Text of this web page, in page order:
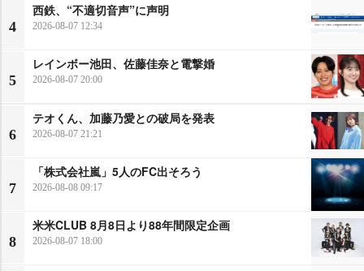
4
西鉄、“不適切音声”に声明
2026-08-07 12:34
5
レインボー池田、佐藤佳奈と電撃婚
2026-08-07 20:00
6
テオくん、加藤乃愛との破局を発表
2026-08-07 21:21
7
「株式会社嵐」5人のFC出そろう
2026-08-08 09:17
8
米米CLUB 8月8日より88年間限定企画
2026-08-07 18:00